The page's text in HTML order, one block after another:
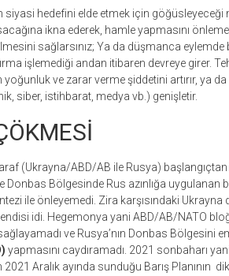
siyasi hedefini elde etmek için göğüsleyeceği
ikna ederek, hamle yapmasını
sağlarsınız; Ya da düşmanca
işlemediği andan itibaren devreye girer.
ve zarar verme şiddetini artırır, ya
siber, istihbarat, medya vb.) genişletir.
(Ukrayna/ABD/AB ile Rusya)
Donbas Bölgesinde Rus azınlığa uygulanan
ile önleyemedi. Zira karşısındaki Ukrayna
idi. Hegemonya yani ABD/AB/NATO
ve Rusya’nın Donbas Bölgesini
yapmasını caydıramadı. 2021 sonbaharı
2021 Aralık ayında sunduğu Barış Planının